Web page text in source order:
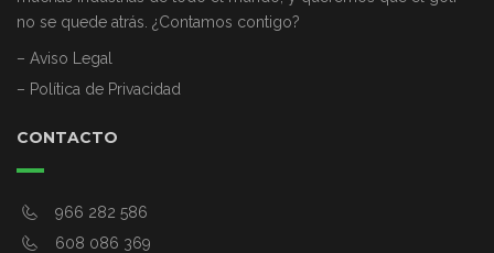
no se quede atrás. ¿Contamos contigo?
– Aviso Legal
– Política de Privacidad
CONTACTO
966 282 586
608 086 369